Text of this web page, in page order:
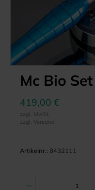
Mc Bio
419,00 €
zzgl. MwSt.
zzgl. Versand
Artikelnr.: 8432111